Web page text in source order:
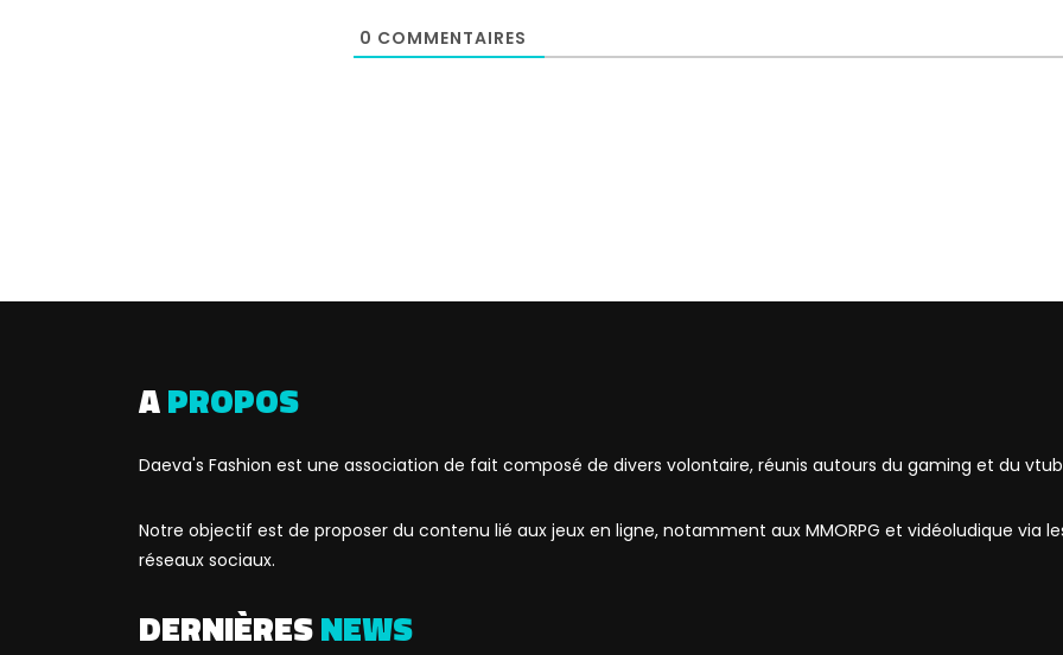
0 COMMENTAIRES
APROPOS
Daeva's Fashion est une association de fait composé de divers volontaire, réunis autours du gaming et du
Notre objectif est de proposer du contenu lié aux jeux en ligne, notamment aux MMORPG et vidéoludique via
réseaux sociaux.
DERNIÈRESNEWS